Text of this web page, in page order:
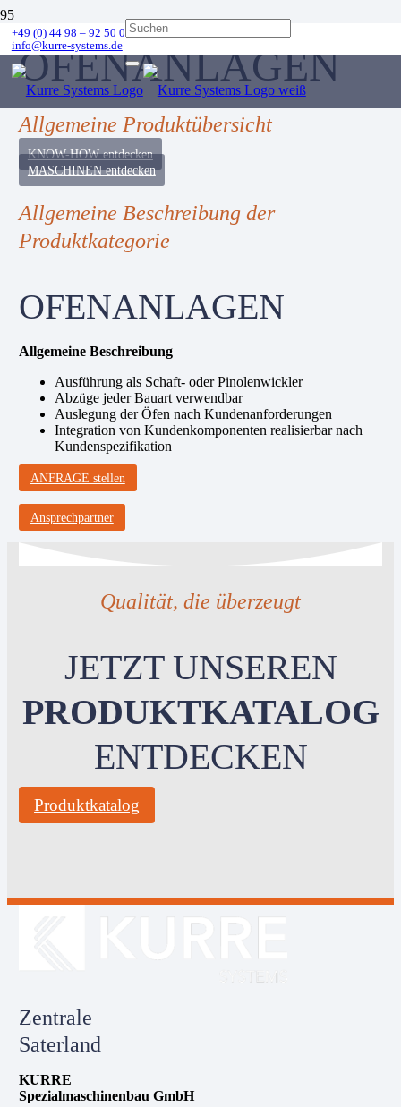
+49 (0) 44 98 – 92 50 0
info@kurre-systems.de
OFENANLAGEN
Allgemeine Produktübersicht
KNOW-HOW entdecken
MASCHINEN entdecken
Allgemeine Beschreibung der
Produktkategorie
OFENANLAGEN
Allgemeine Beschreibung
Ausführung als Schaft- oder Pinolenwickler
Abzüge jeder Bauart verwendbar
Auslegung der Öfen nach Kundenanforderungen
Integration von Kundenkomponenten realisierbar nach
Kundenspezifikation
ANFRAGE stellen
Ansprechpartner
Qualität, die überzeugt
JETZT UNSEREN
PRODUKTKATALOG
ENTDECKEN
Produktkatalog
Zentrale
Saterland
KURRE
Spezialmaschinenbau GmbH